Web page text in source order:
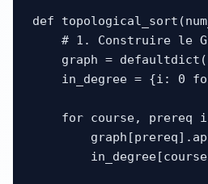
def
# 1. Construire le
graph =
in_degree = {i: 0
for course, prereq